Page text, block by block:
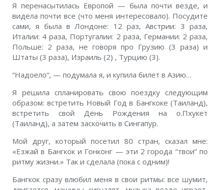
Я перенасытилась Европой — была почти везде, и
видела почти все (что меня интересовало). Посудите
сами, я была в Лондоне: 12 раз, Австрии: 3 раза,
Италии: 4 раза, Португалии: 2 раза, Германии: 2 раза,
Польше: 2 раза, не говоря про Грузию (3 раза) и
Штаты (3 раза), Израиль (2) , Турцию (3).
“Надоело“, — подумала я, и купила билет в Азию…
Я решила спланировать свою поездку следующим
образом: встретить Новый Год в Бангкоке (Таиланд),
встретить свой День Рождения на о.Пхукет
(Таиланд), а затем заскочить в Сингапур.
Мой друг, который посетил 80 стран, сказал мне:
«Езжай в Бангкок и Гонконг — эти 2 города “твои” по
ритму жизни.» Так и сделала (пока с одним)!
Бангкок сразу влюбил меня в свои ритмы: все шумит,